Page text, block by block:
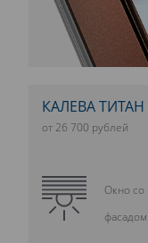
КАЛЕВА ТИТАН
от 26 700 рублей
Окно
фасадом.